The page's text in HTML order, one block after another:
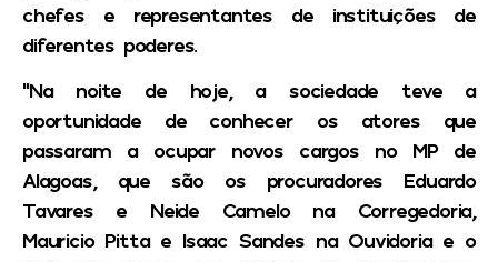
chefes e representantes de instituições de
diferentes poderes.
“Na noite de hoje, a sociedade teve a
oportunidade de conhecer os atores que
passaram a ocupar novos cargos no MP de
Alagoas, que são os procuradores Eduardo
Tavares e Neide Camelo na Corregedoria,
Mauricio Pitta e Isaac Sandes na Ouvidoria e o